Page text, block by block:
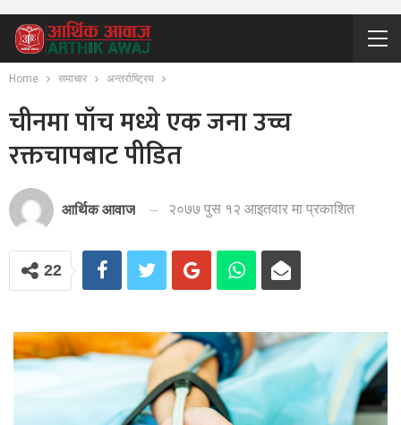
Home समाचार अन्तर्राष्ट्रिय
चीनमा पाँच मध्ये एक जना उच्च
रक्तचापबाट पीडित
आर्थिक आवाज २०७७ पुस १२ आइतवार मा प्रकाशित
22